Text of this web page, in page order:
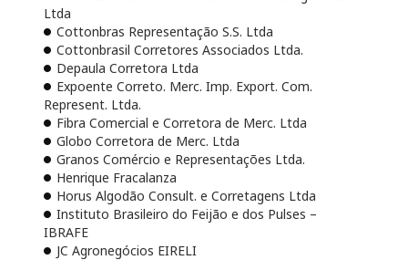
Ltda
Cottonbras Representação S.S. Ltda
Cottonbrasil Corretores Associados Ltda.
Depaula Corretora Ltda
Expoente Correto. Merc. Imp. Export. Com.
Represent. Ltda.
Fibra Comercial e Corretora de Merc. Ltda
Globo Corretora de Merc. Ltda
Granos Comércio e Representações Ltda.
Henrique Fracalanza
Horus Algodão Consult. e Corretagens Ltda
Instituto Brasileiro do Feijão e dos Pulses –
IBRAFE
JC Agronegócios EIRELI